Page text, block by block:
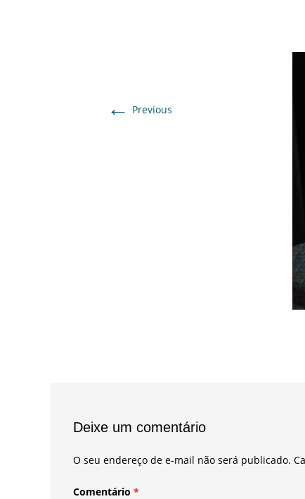
← Previous
Deixe um comentário
O seu endereço de e-mail não será publicado.
Comentário *